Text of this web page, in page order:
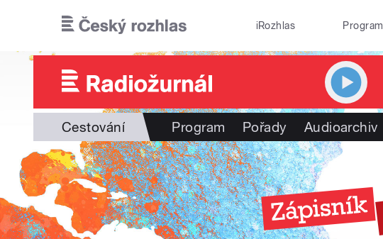
iRozhlas Program
Cestování Program Pořady Audioarchiv